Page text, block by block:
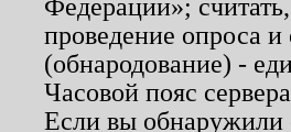
Федерации»;
проведение опроса
(обнародование) -
Часовой пояс
Если вы обнаружили